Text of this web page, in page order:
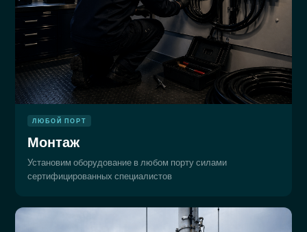
ЛЮБОЙ ПОРТ
Монтаж
Установим оборудование в любом порту силами
сертифицированных специалистов